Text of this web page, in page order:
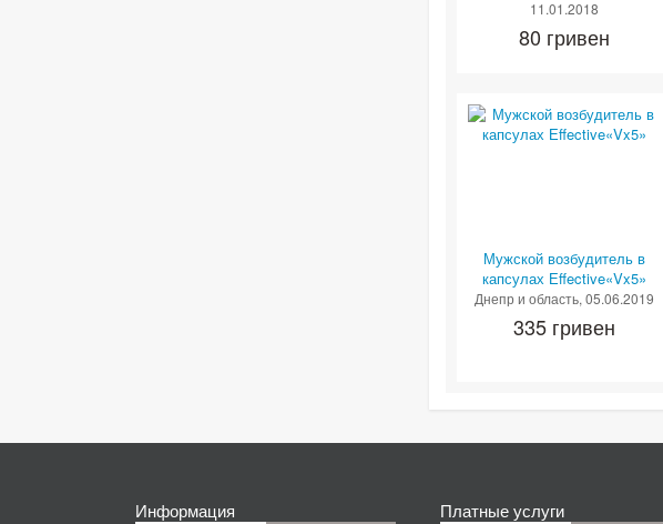
11.01.2018
80 гривен
Мужской возбудитель в
капсулах Еffective«Vx5»
Днепр и область, 05.06.2019
335 гривен
Информация Платные услуги